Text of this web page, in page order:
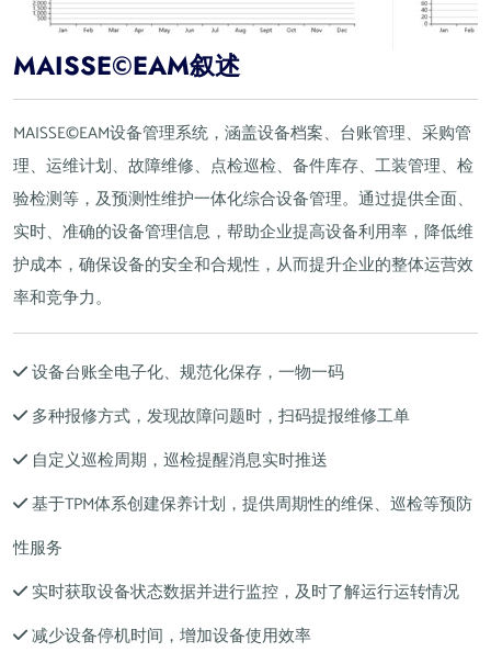
MAISSE©EAM叙述
MAISSE©EAM设备管理系统，涵盖设备档案、台账管理、采购管
理、运维计划、故障维修、点检巡检、备件库存、工装管理、检
验检测等，及预测性维护一体化综合设备管理。通过提供全面、
实时、准确的设备管理信息，帮助企业提高设备利用率，降低维
护成本，确保设备的安全和合规性，从而提升企业的整体运营效
率和竞争力。
设备台账全电子化、规范化保存，一物一码
多种报修方式，发现故障问题时，扫码提报维修工单
自定义巡检周期，巡检提醒消息实时推送
基于TPM体系创建保养计划，提供周期性的维保、巡检等预防
性服务
实时获取设备状态数据并进行监控，及时了解运行运转情况
减少设备停机时间，增加设备使用效率